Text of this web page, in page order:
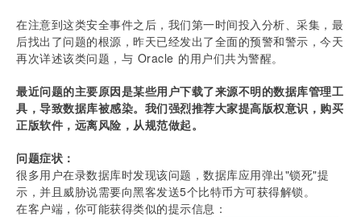
在注意到这类安全事件之后，我们第一时间投入分析、采集，最
后找出了问题的根源，昨天已经发出了全面的预警和警示，今天
再次详述该类问题，与 Oracle 的用户们共为警醒。
最近问题的主要原因是某些用户下载了来源不明的数据库管理工
具，导致数据库被感染。我们强烈推荐大家提高版权意识，购买
正版软件，远离风险，从规范做起。
问题症状：
很多用户在录数据库时发现该问题，数据库应用弹出"锁死"提
示，并且威胁说需要向黑客发送5个比特币方可获得解锁。
在客户端，你可能获得类似的提示信息：